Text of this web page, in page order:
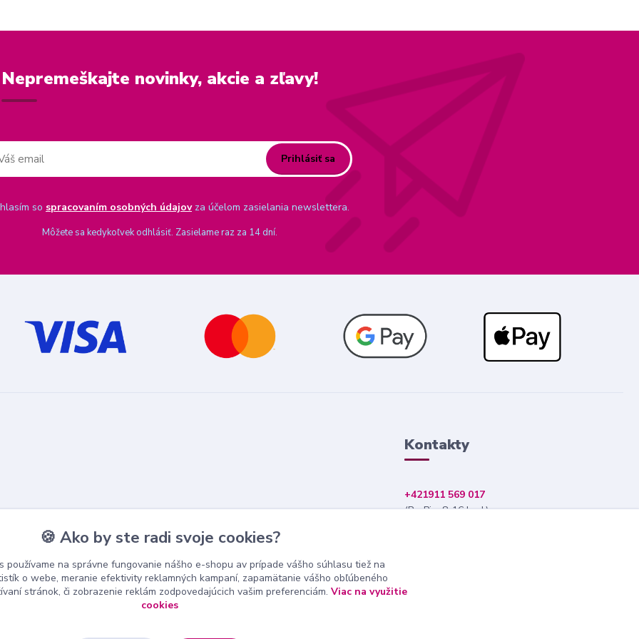
Nepremeškajte novinky, akcie a zľavy!
Prihlásiť sa
so spracovaním osobných údajovza účelom zasielania newslettera.
Môžete sa kedykoľvek odhlásiť. Zasielame raz za 14 dní.
Kontakty
+421911 569 017
(Po-Pia, 8-16 hod.)
🍪 Ako by ste radi svoje cookies?
používame na správne fungovanie nášho e-shopu av prípade vášho súhlasu tiež na
o webe, meranie efektivity reklamných kampaní, zapamätanie vášho obľúbeného
stránok, či zobrazenie reklám zodpovedajúcich vašim preferenciám. Viac na využitie
cookies